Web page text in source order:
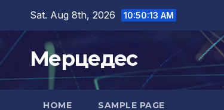
content
Sat. Aug 8th, 2026 10:50:14 AM
Мерцедес
HOME SAMPLE PAGE